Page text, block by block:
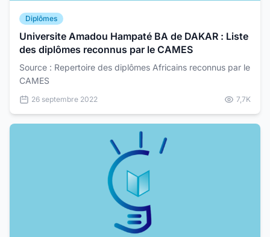
Diplômes
Universite Amadou Hampaté BA de DAKAR : Liste
des diplômes reconnus par le CAMES
Source : Repertoire des diplômes Africains reconnus par le
CAMES
26 septembre 2022 7,7K